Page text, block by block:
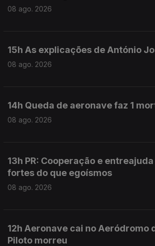
08 ago. 2026
15h As explicações de António
08 ago. 2026
14h Queda de aeronave faz 1
08 ago. 2026
13h PR: Cooperação e
fortes do que egoísmos
08 ago. 2026
12h Aeronave cai no Aeródromo
Piloto morreu